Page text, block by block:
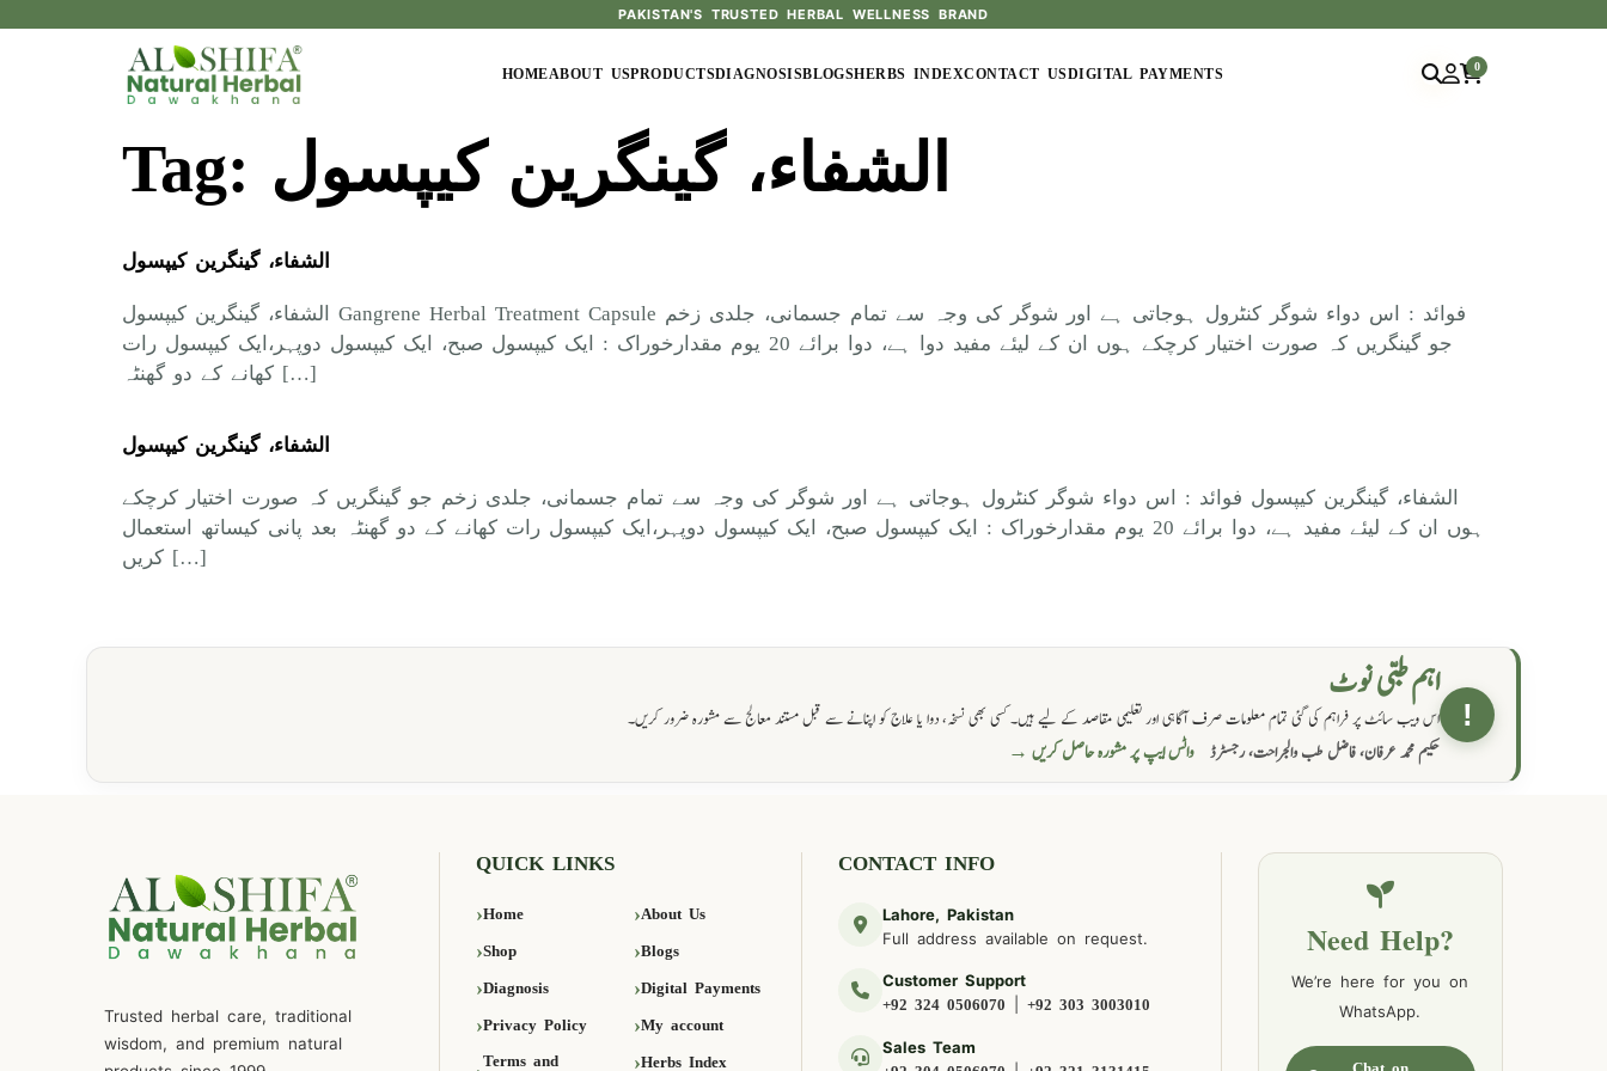
PAKISTAN'S TRUSTED HERBAL WELLNESS BRAND
HOMEABOUT USPRODUCTSDIAGNOSISBLOGSHERBS INDEXCONTACT USDIGITAL PAYMENTS
0
Tag: الشفاء، گینگرین کیپسول
الشفاء، گینگرین کیپسول
الشفاء، گینگرین کیپسول Gangrene Herbal Treatment Capsule فوائد : اس دواء شوگر کنٹرول ہوجاتی ہے اور شوگر کی وجہ سے تمام جسمانی، جلدی زخم
جو گینگریں کہ صورت اختیار کرچکے ہوں ان کے لیئے مفید دوا ہے، دوا برائے 20 یوم مقدارخوراک : ایک کیپسول صبح، ایک کیپسول دوپہر،ایک کیپسول رات
کھانے کے دو گھنٹہ […]
الشفاء، گینگرین کیپسول
الشفاء، گینگرین کیپسول فوائد : اس دواء شوگر کنٹرول ہوجاتی ہے اور شوگر کی وجہ سے تمام جسمانی، جلدی زخم جو گینگریں کہ صورت اختیار کرچکے
ہوں ان کے لیئے مفید ہے، دوا برائے 20 یوم مقدارخوراک : ایک کیپسول صبح، ایک کیپسول دوپہر،ایک کیپسول رات کھانے کے دو گھنٹہ بعد پانی کیساتھ استعمال
کریں […]
!
اہم طبی نوٹ
اس ویب سائٹ پر فراہم کی گئی تمام معلومات صرف آگاہی اور تعلیمی مقاصد کے لیے ہیں۔ کسی بھی نسخہ، دوا یا علاج کو اپنانے سے قبل مستند معالج سے مشورہ ضرور کریں۔
حکیم محمد عرفان، فاضل طب والجراحت، رجسٹرڈ واٹس ایپ پر مشورہ حاصل کریں →
Trusted herbal care, traditional
wisdom, and premium natural
QUICK LINKS
Home About Us
Shop Blogs
Diagnosis Digital Payments
Privacy Policy My account
Terms and Herbs Index
CONTACT INFO
Lahore, Pakistan
Full address available on request.
Customer Support
+92 324 0506070 |+92 303 3003010
Sales Team
Need Help?
We’re here for you on
WhatsApp.